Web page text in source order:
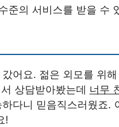
준의 서비스를 받을 수
어요. 젊은 외모를 위
상담받아봤는데 너무
다니 믿음직스러웠죠.
!